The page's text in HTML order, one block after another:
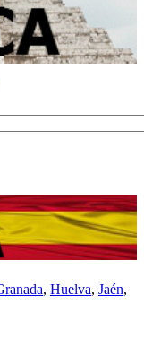
, Huelva, Jaén,